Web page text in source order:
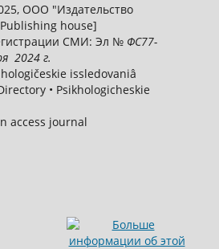
ООО "Издательство
house]
СМИ: Эл № ФС77-
2024 г.
issledovaniâ
• Psikhologicheskie
access journal